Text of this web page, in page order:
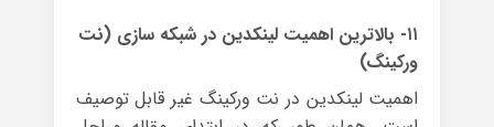
۱۱- بالاترین اهمیت لینکدین در شبکه سازی (نت
ورکینگ)
اهمیت لینکدین در نت ورکینگ غیر قابل توصیف